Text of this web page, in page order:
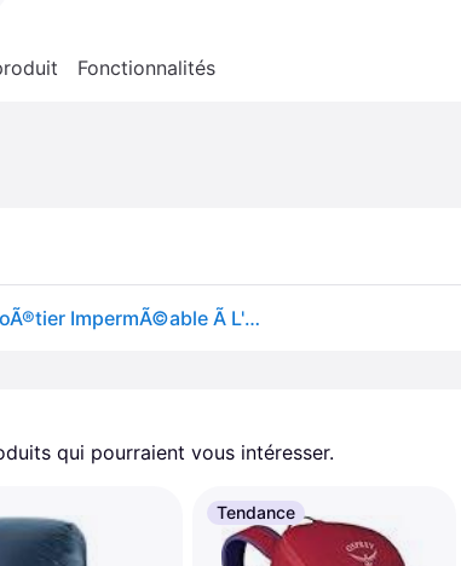
Fonctionnalités
Highlander Pack 40l Dry Sack Gros BoÃ®tier ImpermÃ©able Ã L'eau Outdoor Lime Green
qui pourraient vous intéresser.
Tendance